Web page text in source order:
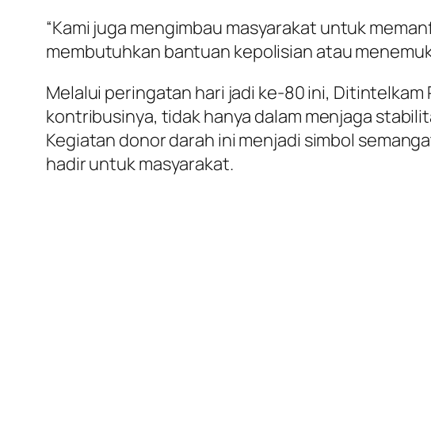
“Kami juga mengimbau masyarakat untuk
membutuhkan bantuan kepolisian atau
Melalui peringatan hari jadi ke-80 ini,
kontribusinya, tidak hanya dalam menjaga
Kegiatan donor darah ini menjadi simbol
hadir untuk masyarakat.